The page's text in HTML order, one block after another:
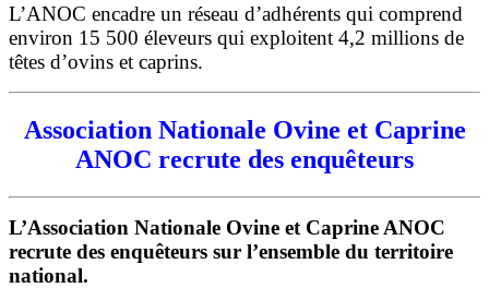
L’ANOC encadre un réseau d’adhérents qui comprend
environ 15 500 éleveurs qui exploitent 4,2 millions de
têtes d’ovins et caprins.
Association Nationale Ovine et Caprine
ANOC recrute des enquêteurs
L’Association Nationale Ovine et Caprine ANOC
recrute des enquêteurs sur l’ensemble du territoire
national.